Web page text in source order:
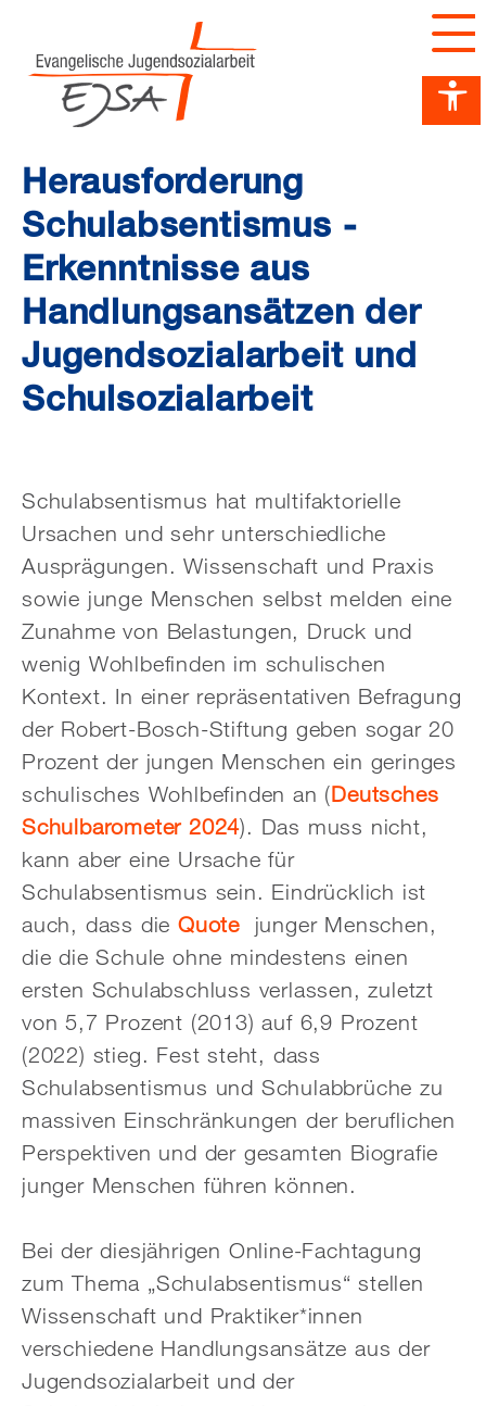
Barrierefreiheit Dashboard öffnen
Hauptnavigation anzeigen
zum Inhalt springen
Tastenkombinationen anzeigen
Herausforderung
Schulabsentismus -
Erkenntnisse aus
Handlungsansätzen der
Jugendsozialarbeit und
Schulsozialarbeit
Schulabsentismus hat multifaktorielle
Ursachen und sehr unterschiedliche
Ausprägungen. Wissenschaft und Praxis
sowie junge Menschen selbst melden eine
Zunahme von Belastungen, Druck und
wenig Wohlbefinden im schulischen
Kontext. In einer repräsentativen Befragung
der Robert-Bosch-Stiftung geben sogar 20
Prozent der jungen Menschen ein geringes
schulisches Wohlbefinden an (Deutsches
Schulbarometer 2024). Das muss nicht,
kann aber eine Ursache für
Schulabsentismus sein. Eindrücklich ist
auch, dass dieQuote
junger Menschen,
die die Schule ohne mindestens einen
ersten Schulabschluss verlassen, zuletzt
von 5,7 Prozent (2013) auf 6,9 Prozent
(2022) stieg. Fest steht, dass
Schulabsentismus und Schulabbrüche zu
massiven Einschränkungen der beruflichen
Perspektiven und der gesamten Biografie
junger Menschen führen können.
Bei der diesjährigen Online-Fachtagung
zum Thema „Schulabsentismus“ stellen
Wissenschaft und Praktiker*innen
verschiedene Handlungsansätze aus der
Jugendsozialarbeit und der